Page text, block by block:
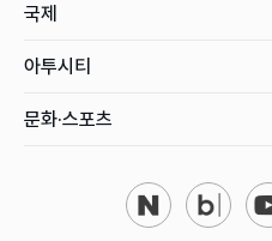
국제
아투시티
문화·스포츠